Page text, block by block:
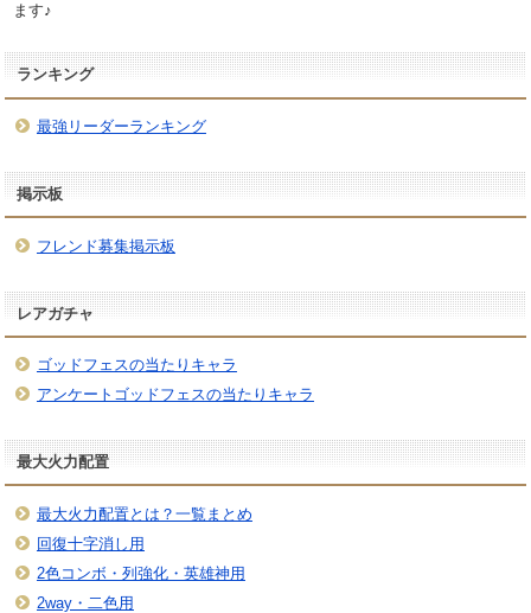
ます♪
ランキング
最強リーダーランキング
掲示板
フレンド募集掲示板
レアガチャ
ゴッドフェスの当たりキャラ
アンケートゴッドフェスの当たりキャラ
最大火力配置
最大火力配置とは？一覧まとめ
回復十字消し用
2色コンボ・列強化・英雄神用
2way・二色用